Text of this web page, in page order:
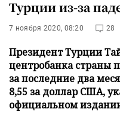
Турции из-за
7 ноября 2020, 08:20 28
Президент Турции
центробанка страны
за последние два
8,55 за доллар США,
официальном